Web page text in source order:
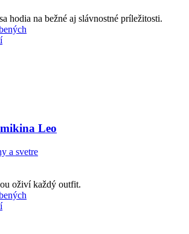
hodia na bežné aj slávnostné príležitosti.
Leo
a svetre
oživí každý outfit.